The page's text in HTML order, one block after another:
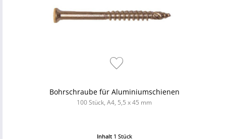
Bohrschraube für Aluminiumschienen
100 Stück, A4, 5,5 x 45 mm
Inhalt 1 Stück